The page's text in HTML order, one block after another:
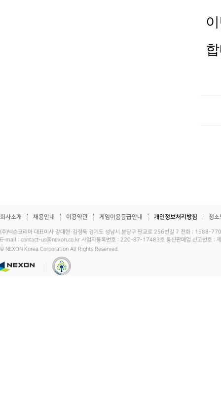
회사소개 채용안내 이용약관 게임이용등급안내 개인정보처리방침 청소
(주)넥슨코리아 대표이사 강대현·김정욱 경기도 성남시 분당구 판교로 256번길 7 전화 :
E-mail : contact-us@nexon.co.kr 사업자등록번호 : 220-87-17483호 통신판매업 신고번호 :
© NEXON Korea Corporation All Rights Reserved.